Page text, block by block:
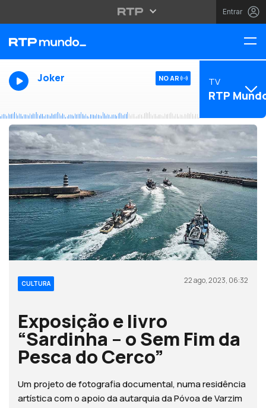
Entrar
Joker NO AR TV
RTP
CULTURA 22 ago, 2023, 06:32
Exposição e livro
“Sardinha – o Sem Fim da
Pesca do Cerco”
Um projeto de fotografia documental, numa residência
artística com o apoio da autarquia da Póvoa de Varzim